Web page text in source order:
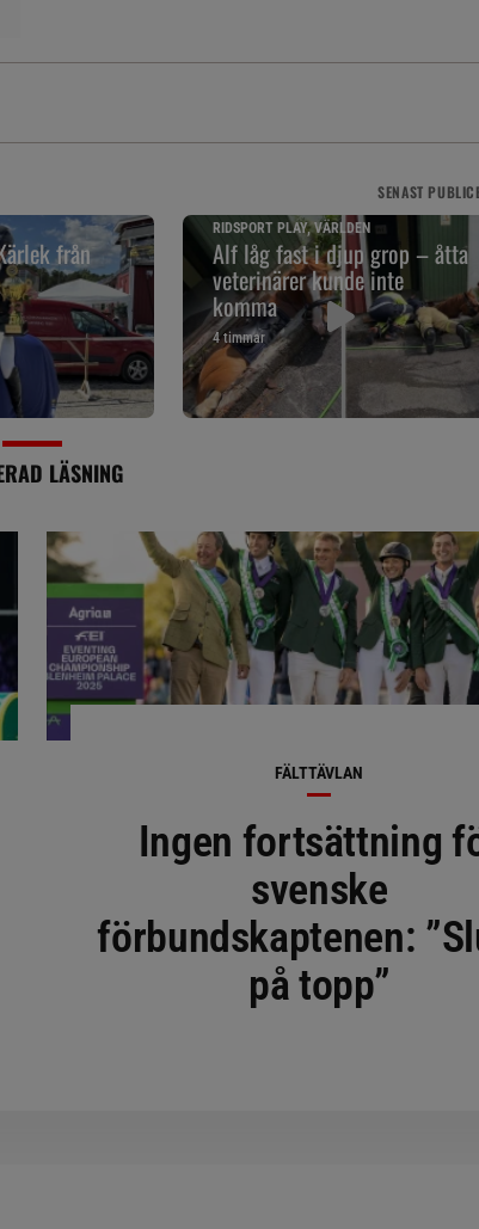
SENAST
från
RIDSPORT PLAY, VÄRLDEN
Alf låg fast i djup grop – åtta
veterinärer kunde inte
komma
4 timmar
LÄSNING
FÄLTTÄVLAN
Ingen fortsättning
svenske
förbundskaptenen:
på topp”